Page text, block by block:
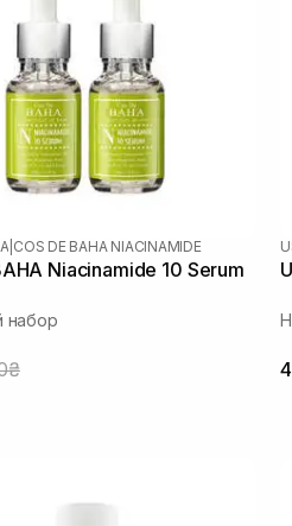
COS DE BAHA NIACINAMIDE
Niacinamide 10 Serum
набор